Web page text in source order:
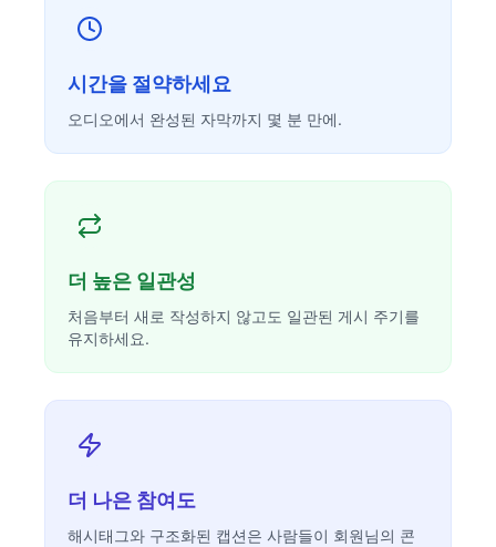
시간을 절약하세요
오디오에서 완성된 자막까지 몇 분 만에.
더 높은 일관성
처음부터 새로 작성하지 않고도 일관된 게시 주기를
유지하세요.
더 나은 참여도
해시태그와 구조화된 캡션은 사람들이 회원님의 콘